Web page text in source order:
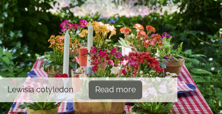
Lewisia cotyledon Read more